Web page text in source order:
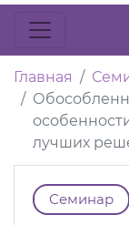
Главная
лучших
Семинар